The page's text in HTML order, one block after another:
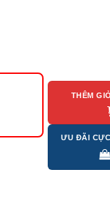
THÊM
ƯU ĐÃI